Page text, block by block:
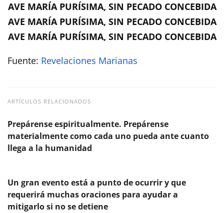
AVE MARÍA PURÍSIMA, SIN PECADO CONCEBIDA
AVE MARÍA PURÍSIMA, SIN PECADO CONCEBIDA
AVE MARÍA PURÍSIMA, SIN PECADO CONCEBIDA
Fuente: Revelaciones Marianas
ARTÍCULOS RELACIONADOS
Prepárense espiritualmente. Prepárense
materialmente como cada uno pueda ante cuanto
llega a la humanidad
Un gran evento está a punto de ocurrir y que
requerirá muchas oraciones para ayudar a
mitigarlo si no se detiene